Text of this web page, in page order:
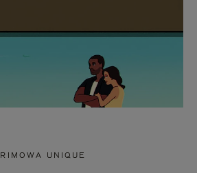
RIMOWA UNIQUE